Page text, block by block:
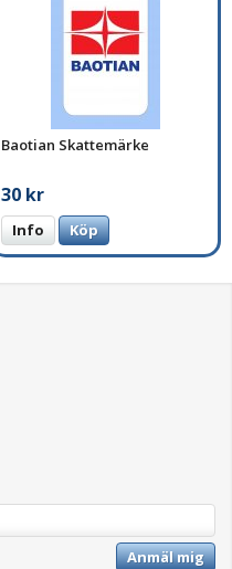
Baotian Skattemärke
30 kr
Info Köp
Anmäl mig